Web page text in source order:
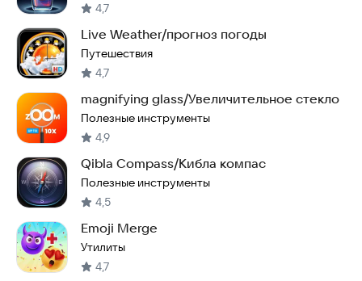
4,7
Live Weather/прогноз погоды
Путешествия
4,7
magnifying glass/Увеличительное стекло
Полезные инструменты
4,9
Qibla Compass/Кибла компас
Полезные инструменты
4,5
Emoji Merge
Утилиты
4,7